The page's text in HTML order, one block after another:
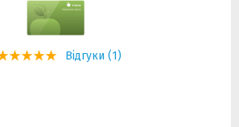
Відгуки (1)